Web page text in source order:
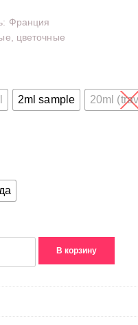
Франция
цветочные
2ml sample 20ml
В корзину